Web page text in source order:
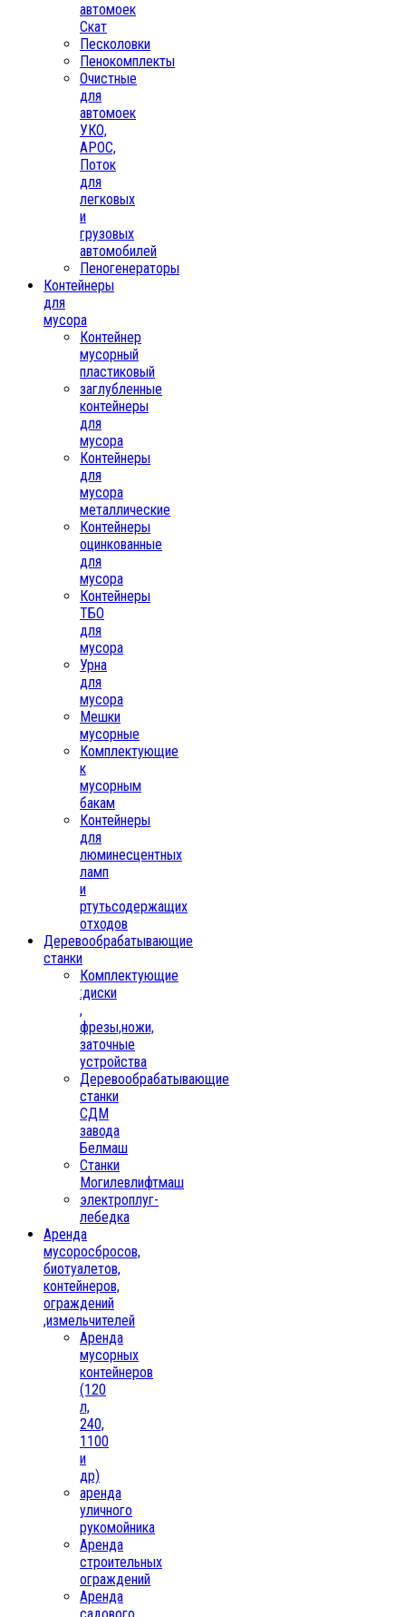
автомоек
Скат
Песколовки
Пенокомплекты
Очистные
для
автомоек
УКО,
АРОС,
Поток
для
легковых
и
грузовых
автомобилей
Пеногенераторы
Контейнеры
для
мусора
Контейнер
мусорный
пластиковый
заглубленные
контейнеры
для
мусора
Контейнеры
для
мусора
металлические
Контейнеры
оцинкованные
для
мусора
Контейнеры
ТБО
для
мусора
Урна
для
мусора
Мешки
мусорные
Комплектующие
к
мусорным
бакам
Контейнеры
для
люминесцентных
ламп
и
ртутьсодержащих
отходов
Деревообрабатывающие
станки
Комплектующие
:диски
,
фрезы,ножи,
заточные
устройства
Деревообрабатывающие
станки
СДМ
завода
Белмаш
Станки
Могилевлифтмаш
электроплуг-
лебедка
Аренда
мусоросбросов,
биотуалетов,
контейнеров,
ограждений
,измельчителей
Аренда
мусорных
контейнеров
(120
л,
240,
1100
и
др)
аренда
уличного
рукомойника
Аренда
строительных
ограждений
Аренда